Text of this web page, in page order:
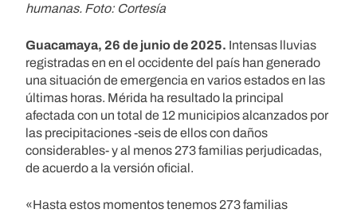
humanas. Foto: Cortesía
Guacamaya, 26 de junio de 2025. Intensas lluvias
registradas en en el occidente del país han generado
una situación de emergencia en varios estados en las
últimas horas. Mérida ha resultado la principal
afectada con un total de 12 municipios alcanzados por
las precipitaciones -seis de ellos con daños
considerables- y al menos 273 familias perjudicadas,
de acuerdo a la versión oficial.
«Hasta estos momentos tenemos 273 familias